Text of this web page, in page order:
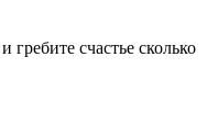
счастье сколько